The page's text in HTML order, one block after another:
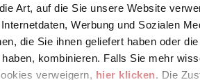
Art, auf die Sie unsere Website
Werbung und Sozialen
die Sie ihnen geliefert haben oder
kombinieren. Falls Sie mehr
verweigern, hier klicken. Die
- CERAMICHE ATLAS